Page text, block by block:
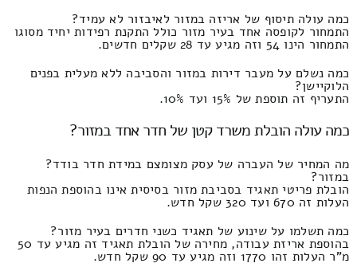
כמה עולה תיסוף של אריזה במזור לאיבזור לא עמיד?
התמחור לקופסה אחד בעיר מזור כולל התקנת רפידות יחיד מסוגו
התמחור הינו 54 וזה מגיע עד 28 שקלים חדשים.
כמה נשלם על מעבר דירות במזור והסביבה ללא מעלית בפנים
הלוקיישן?
התעריף זה תוספת של 15% ועד 10%.
כמה עולה הובלת משרד קטן של חדר אחד במזור?
מה המחיר של העברה של עסק מצומצם במידת חדר בודד?
במזור?
הובלת פריטי תאגיד בסביבת מזור בסיסית אינו בהוספת הנפות
העלות זה 670 ועד 320 שקל חדש.
כמה תשלמו על שינוע של תאגיד כשני חדרים בעיר מזור?
בהוספת אריזת עבודה, מחירה של הובלת תאגיד זה מגיע עד 50
מ"ר העלות זהו 1770 וזה מגיע עד 90 שקל חדש.